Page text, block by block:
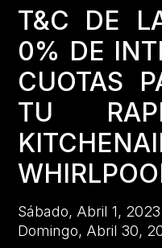
T&C DE
0% DE
CUOTAS
TU
Sábado, Abril 1,
Domingo, Abril 30,